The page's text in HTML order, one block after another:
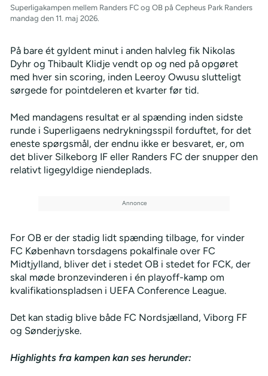
Superligakampen mellem Randers FC og OB på Cepheus Park Randers
mandag den 11. maj 2026.
På bare ét gyldent minut i anden halvleg fik Nikolas
Dyhr og Thibault Klidje vendt op og ned på opgøret
med hver sin scoring, inden Leeroy Owusu slutteligt
sørgede for pointdeleren et kvarter før tid.
Med mandagens resultat er al spænding inden sidste
runde i Superligaens nedrykningsspil forduftet, for det
eneste spørgsmål, der endnu ikke er besvaret, er, om
det bliver Silkeborg IF eller Randers FC der snupper den
relativt ligegyldige niendeplads.
For OB er der stadig lidt spænding tilbage, for vinder
FC København torsdagens pokalfinale over FC
Midtjylland, bliver det i stedet OB i stedet for FCK, der
skal møde bronzevinderen i én playoff-kamp om
kvalifikationspladsen i UEFA Conference League.
Det kan stadig blive både FC Nordsjælland, Viborg FF
og Sønderjyske.
Highlights fra kampen kan ses herunder: